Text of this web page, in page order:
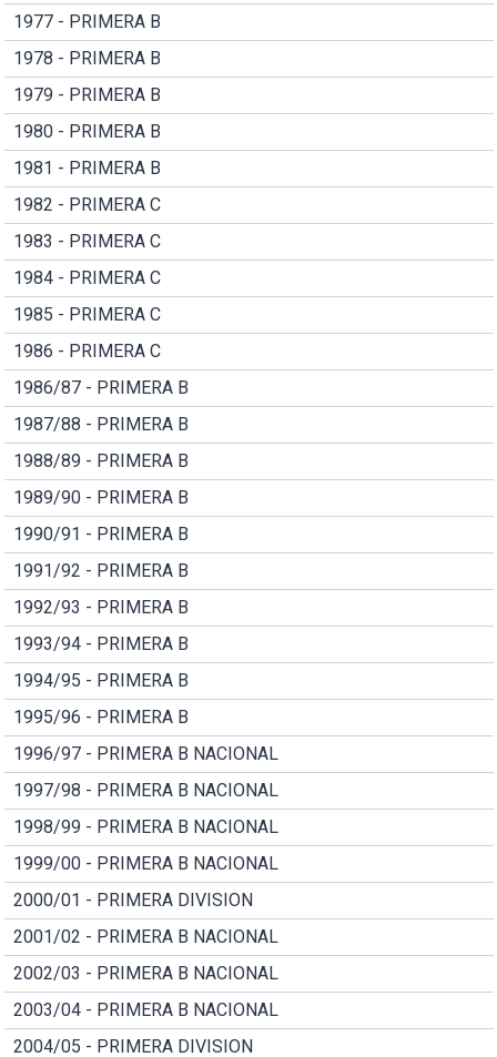
1977 - PRIMERA B
1978 - PRIMERA B
1979 - PRIMERA B
1980 - PRIMERA B
1981 - PRIMERA B
1982 - PRIMERA C
1983 - PRIMERA C
1984 - PRIMERA C
1985 - PRIMERA C
1986 - PRIMERA C
1986/87 - PRIMERA B
1987/88 - PRIMERA B
1988/89 - PRIMERA B
1989/90 - PRIMERA B
1990/91 - PRIMERA B
1991/92 - PRIMERA B
1992/93 - PRIMERA B
1993/94 - PRIMERA B
1994/95 - PRIMERA B
1995/96 - PRIMERA B
1996/97 - PRIMERA B NACIONAL
1997/98 - PRIMERA B NACIONAL
1998/99 - PRIMERA B NACIONAL
1999/00 - PRIMERA B NACIONAL
2000/01 - PRIMERA DIVISION
2001/02 - PRIMERA B NACIONAL
2002/03 - PRIMERA B NACIONAL
2003/04 - PRIMERA B NACIONAL
2004/05 - PRIMERA DIVISION